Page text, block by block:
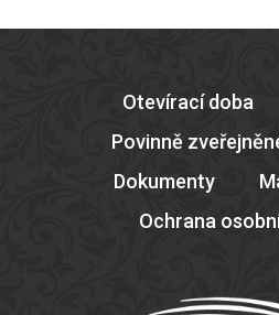
Otevírací doba
Povinně
Dokumenty
Ochrana